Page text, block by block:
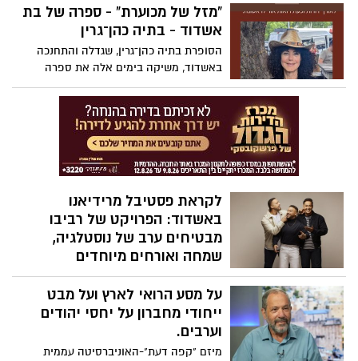
מזמינה את תושבי העיר והמבקרים להביט
מחדש באחד הפריטים האייקוניים בעולם
מתקיימת בשיתוף מגזין פורטפוליו ומהווה
חלק מהמהלך העירוני לחיזוק מעמדה של
אשדוד כבירת אופנה ויצירה בישראל.
“מזל של מכוערת” - ספרה של בת
אשדוד - בתיה כהן־גרין
הסופרת בתיה כהן־גרין, שגדלה והתחנכה
באשדוד, משיקה בימים אלה את ספרה
החדש “מזל של מכוערת” — רומן היסטורי
סוחף ורווי יצרים, אהבות אסורות, סודות
משפחתיים ותשוקות, על רקע הקהילות
היהודיות בטורקיה ובחלב שבסוריה בתחילת
המאה ה־20.
לקראת פסטיבל מרידיאנו
באשדוד: הפרויקט של רביבו
מבטיחים ערב של נוסטלגיה,
שמחה ואורחים מיוחדים
הפרויקט של רביבו, מההרכבים המצליחים
והאהובים בישראל, יגיעו ב- 16 ביוני לאמפי
אשדוד במסגרת פסטיבל מרידיאנו, למופע
חגיגי שיאחד על במה אחת את מיטב הצלילים
על מסע הרואי לארץ ועל מבט
ייחודי מחברון על יחסי יהודים
וערבים.
מיזם "קפה דעת"-האוניברסיטה עממית